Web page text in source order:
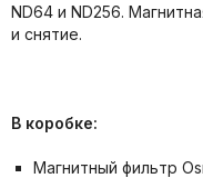
ND64 и ND256.
и снятие.
В коробке:
Магнитный фильтр